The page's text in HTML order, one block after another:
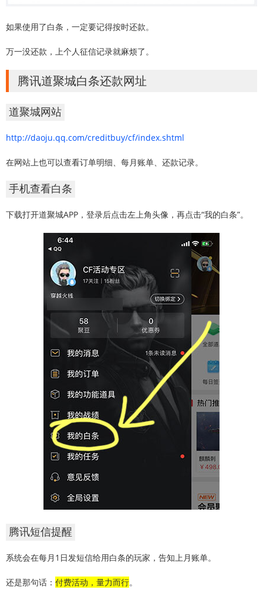
如果使用了白条，一定要记得按时还款。
万一没还款，上个人征信记录就麻烦了。
腾讯道聚城白条还款网址
道聚城网站
http://daoju.qq.com/creditbuy/cf/index.shtml
在网站上也可以查看订单明细、每月账单、还款记录。
手机查看白条
下载打开道聚城APP，登录后点击左上角头像，再点击“我的白条”。
腾讯短信提醒
系统会在每月1日发短信给用白条的玩家，告知上月账单。
还是那句话： 付费活动，量力而行。